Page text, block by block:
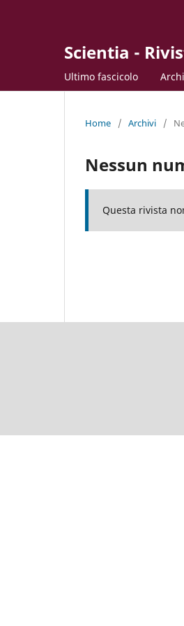
Scientia -
Ultimo fascicolo
Home / Archivi /
Nessun
Questa rivista